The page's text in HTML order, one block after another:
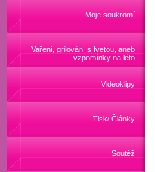
Moje soukromí
Vaření, grilování s Ivetou, aneb
vzpomínky na léto
Videoklipy
Tisk/ Články
Soutěž